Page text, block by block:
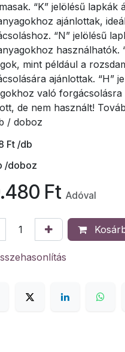
“K” jelölésű
ajánlottak,
“N” jelölésű
használhatók.
mint például a
ajánlottak. “H”
való forgácsolásra
de nem használt!
/ doboz
Ft /db
/doboz
Ft Adóval